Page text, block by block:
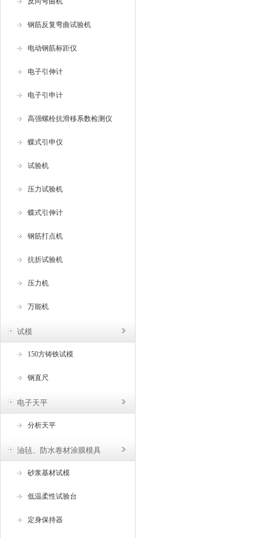
钢筋反复弯曲试验机
电动钢筋标距仪
电子引伸计
电子引申计
高强螺栓抗滑移系数检测仪
蝶式引申仪
试验机
压力试验机
蝶式引伸计
钢筋打点机
抗折试验机
压力机
万能机
试模
150方铸铁试模
钢直尺
电子天平
分析天平
油毡、防水卷材涂膜模具
砂浆基材试模
低温柔性试验台
定身保持器